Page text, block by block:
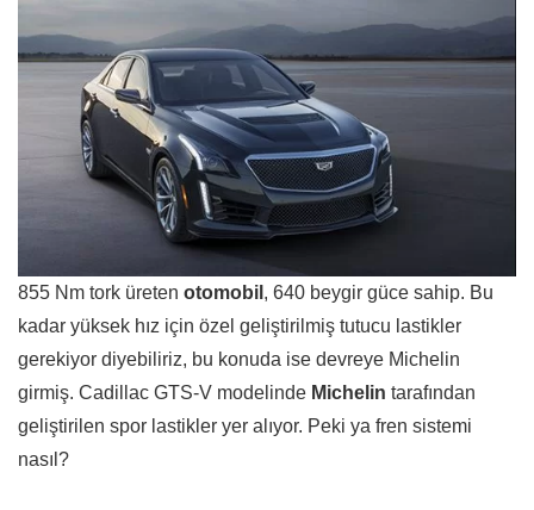
855 Nm tork üreten otomobil , 640 beygir güce sahip. Bu
kadar yüksek hız için özel geliştirilmiş tutucu lastikler
gerekiyor diyebiliriz, bu konuda ise devreye Michelin
girmiş. Cadillac GTS-V modelinde Michelin tarafından
geliştirilen spor lastikler yer alıyor. Peki ya fren sistemi
nasıl?